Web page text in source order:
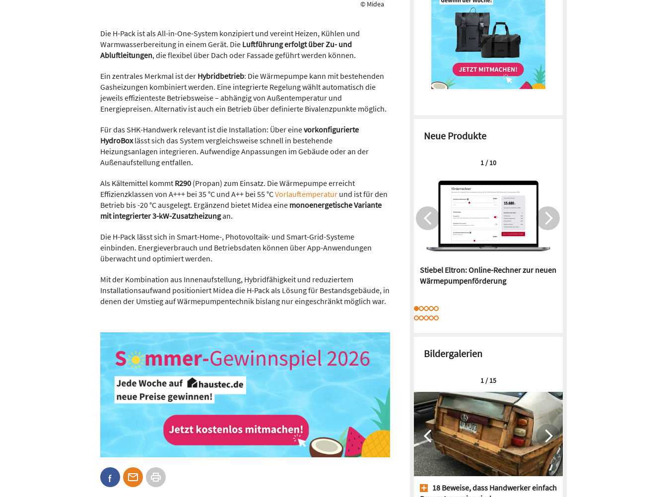
© Midea
Die H-Pack ist als All-in-One-System konzipiert und vereint Heizen, Kühlen und
Warmwasserbereitung in einem Gerät. Die Luftführung erfolgt über Zu- und
Abluftleitungen, die flexibel über Dach oder Fassade geführt werden können.
Ein zentrales Merkmal ist der Hybridbetrieb: Die Wärmepumpe kann mit bestehenden
Gasheizungen kombiniert werden. Eine integrierte Regelung wählt automatisch die
jeweils effizienteste Betriebsweise – abhängig von Außentemperatur und
Energiepreisen. Alternativ ist auch ein Betrieb über definierte Bivalenzpunkte möglich.
Für das SHK-Handwerk relevant ist die Installation: Über einevorkonfigurierte
HydroBoxlässt sich das System vergleichsweise schnell in bestehende
Heizungsanlagen integrieren. Aufwendige Anpassungen im Gebäude oder an der
Außenaufstellung entfallen.
Als Kältemittel kommt R290 (Propan) zum Einsatz. Die Wärmepumpe erreicht
Effizienzklassen von A+++ bei 35 °C und A++ bei 55 °CVorlauftemperatur und ist für den
Betrieb bis -20 °C ausgelegt. Ergänzend bietet Midea eine monoenergetische Variante
mit integrierter 3-kW-Zusatzheizungan.
Die H-Pack lässt sich in Smart-Home-, Photovoltaik- und Smart-Grid-Systeme
einbinden. Energieverbrauch und Betriebsdaten können über App-Anwendungen
überwacht und optimiert werden.
Mit der Kombination aus Innenaufstellung, Hybridfähigkeit und reduziertem
Installationsaufwand positioniert Midea die H-Pack als Lösung für Bestandsgebäude, in
denen der Umstieg auf Wärmepumpentechnik bislang nur eingeschränkt möglich war.
Neue Produkte
Stiebel Eltron: Online-Rechner zur neuen
Wärmepumpenförderung
1 / 10
Bildergalerien
18 Beweise, dass Handwerker einfach
1 / 15